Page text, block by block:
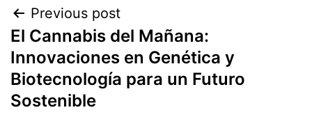
Previous post
El Cannabis del Mañana:
Innovaciones en Genética y
Biotecnología para un Futuro
Sostenible